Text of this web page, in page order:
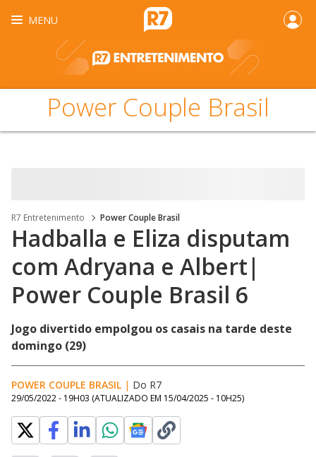
MENU
Power Couple Brasil
R7 Entretenimento Power Couple Brasil
Hadballa e Eliza disputam
com Adryana e Albert|
Power Couple Brasil 6
Jogo divertido empolgou os casais na tarde deste
domingo (29)
POWER COUPLE BRASIL | Do R7
29/05/2022 - 19H03 (ATUALIZADO EM 15/04/2025 - 10H25)